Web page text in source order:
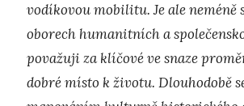
vodíkovou mobilitu. Je ale neméně
oborech humanitních a
považuji za klíčové ve snaze
dobré místo k životu. Dlouhodobě